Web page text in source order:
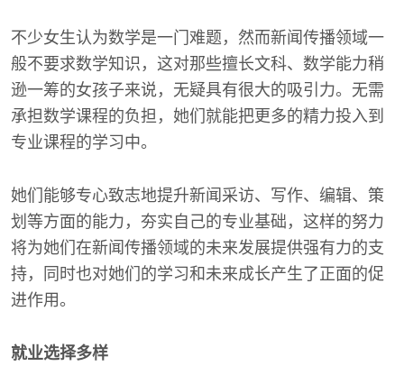
不少女生认为数学是一门难题，然而新闻传播领域一
般不要求数学知识，这对那些擅长文科、数学能力稍
逊一筹的女孩子来说，无疑具有很大的吸引力。无需
承担数学课程的负担，她们就能把更多的精力投入到
专业课程的学习中。
她们能够专心致志地提升新闻采访、写作、编辑、策
划等方面的能力，夯实自己的专业基础，这样的努力
将为她们在新闻传播领域的未来发展提供强有力的支
持，同时也对她们的学习和未来成长产生了正面的促
进作用。
就业选择多样